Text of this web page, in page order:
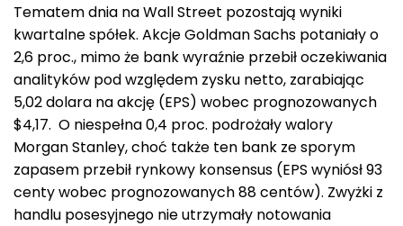
Tematem dnia na Wall Street pozostają wyniki
kwartalne spółek. Akcje Goldman Sachs potaniały o
2,6 proc., mimo że bank wyraźnie przebił oczekiwania
analityków pod względem zysku netto, zarabiając
5,02 dolara na akcję (EPS) wobec prognozowanych
$4,17. O niespełna 0,4 proc. podrożały walory
Morgan Stanley, choć także ten bank ze sporym
zapasem przebił rynkowy konsensus (EPS wyniósł 93
centy wobec prognozowanych 88 centów). Zwyżki z
handlu posesyjnego nie utrzymały notowania